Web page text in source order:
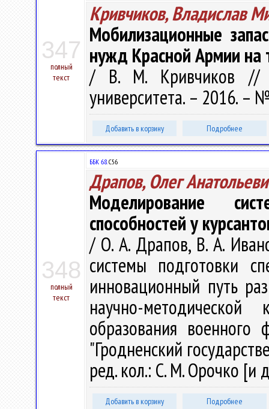
347
полный
текст
Кривчиков, Владислав
Мобилизационные
нужд Красной Армии на
/ В. М. Кривчиков //
университета. – 2016. –
Добавить в корзину Подробнее
348
полный
текст
ББК 68.С56
Драпов, Олег
Моделирование
способностей у
/ О. А. Драпов, В. А.
системы подготовки
инновационный путь
научно-
образования военного
"Гродненский
ред. кол.: С. М. Орочко [и
Добавить в корзину Подробнее